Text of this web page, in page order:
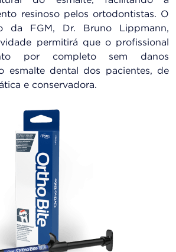
resinoso pelos ortodontistas. O
da FGM, Dr. Bruno Lippmann,
permitirá que o profissional
por completo sem danos
esmalte dental dos pacientes, de
e conservadora.